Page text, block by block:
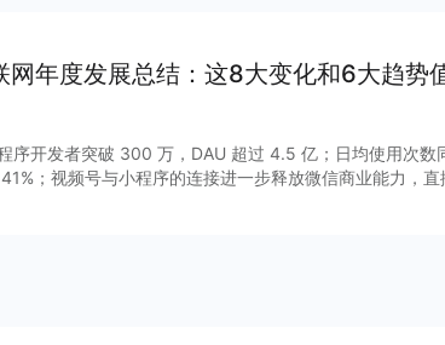
网年度发展总结：这8大变化和6大趋势
序开发者突破 300 万，DAU 超过 4.5 亿；日均使用次数
；视频号与小程序的连接进一步释放微信商业能力，直
思维”，营销场景和营销方法由此迸发更多灵感与创新；支
态能力，小程序成为互联网商业的重要阵地；在生态建设